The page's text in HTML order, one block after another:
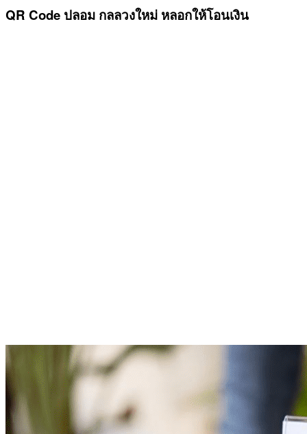
QR Code ปลอม กลลวงใหม่ หลอกให้โอนเงิน